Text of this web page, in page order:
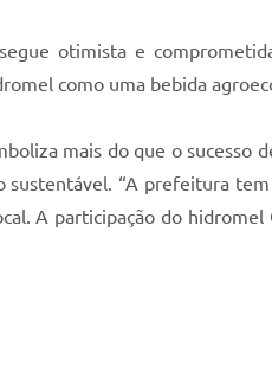
otimista e
como uma bebida
mais do que o
“A prefeitura
A participação do